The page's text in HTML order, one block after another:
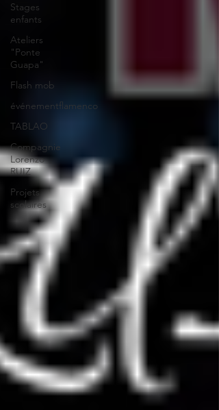
Stages
enfants
Ateliers
"Ponte
Guapa"
Flash mob
événementflamenco
TABLAO
Compagnie
Lorenzo
RUIZ
Projets
scolaires